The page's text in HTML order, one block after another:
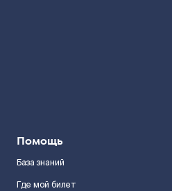
Помощь
База знаний
Где мой билет